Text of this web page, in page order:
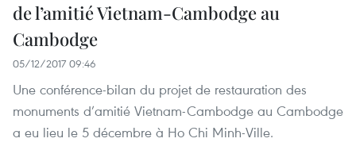
de l’amitié Vietnam-Cambodge au
Cambodge
05/12/2017 09:46
Une conférence-bilan du projet de restauration des
monuments d’amitié Vietnam-Cambodge au Cambodge
a eu lieu le 5 décembre à Ho Chi Minh-Ville.